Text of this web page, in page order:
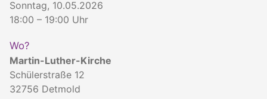
Sonntag, 10.05.2026
18:00 – 19:00 Uhr
Wo?
Martin-Luther-Kirche
Schülerstraße 12
32756 Detmold